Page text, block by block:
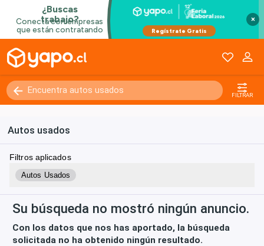
×
FILTRAR
Autos usados
Filtros aplicados
Autos Usados
Su búsqueda no mostró ningún anuncio.
Con los datos que nos has aportado, la búsqueda
solicitada no ha obtenido ningún resultado.
Kilómetros 0 - 250000+